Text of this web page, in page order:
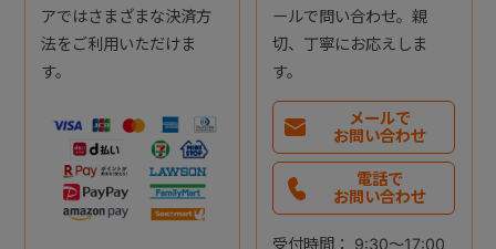
アではさまざまな決済方
法をご利用いただけま
す。
ールで問い合わせ。親
切、丁寧にお応えしま
す。
メールで
お問い合わせ
電話で
お問い合わせ
受付時間： 9:30～17:00